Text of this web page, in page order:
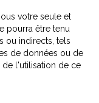
votre seule et
pourra être tenu
ou indirects, tels
de données ou de
de l'utilisation de ce